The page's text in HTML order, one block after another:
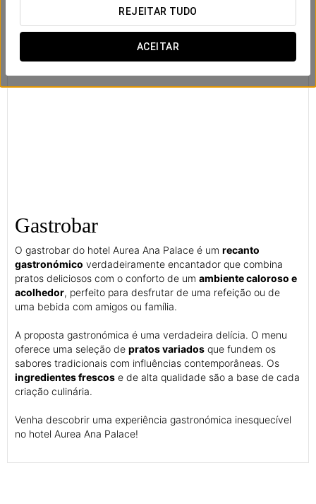
REJEITAR TUDO
ACEITAR
Gastrobar
O gastrobar do hotel Aurea Ana Palace é um recanto
gastronómico verdadeiramente encantador que combina
pratos deliciosos com o conforto de um ambiente caloroso e
acolhedor, perfeito para desfrutar de uma refeição ou de
uma bebida com amigos ou família.
A proposta gastronómica é uma verdadeira delícia. O menu
oferece uma seleção de pratos variados que fundem os
sabores tradicionais com influências contemporâneas. Os
ingredientes frescos e de alta qualidade são a base de cada
criação culinária.
Venha descobrir uma experiência gastronómica inesquecível
no hotel Aurea Ana Palace!